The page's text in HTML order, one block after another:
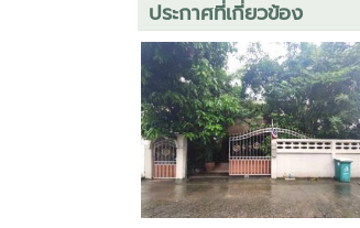
ประกาศที่เกี่ยวข้อง